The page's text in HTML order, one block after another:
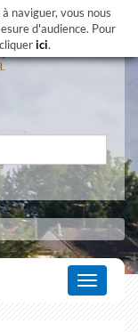
naviguer, vous nous
d'audience. Pour
ici.
le
menu